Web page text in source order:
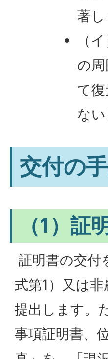
著
（
の
て
な
交付の
（1）証
証明書の交付
式第1）又は
提出します。
事項証明書、